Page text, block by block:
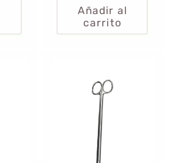
Añadir al
carrito